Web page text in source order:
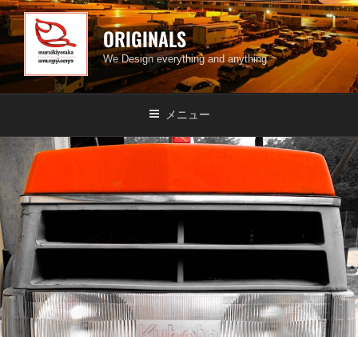
ORIGINALS
We Design everything and anything
メニュー